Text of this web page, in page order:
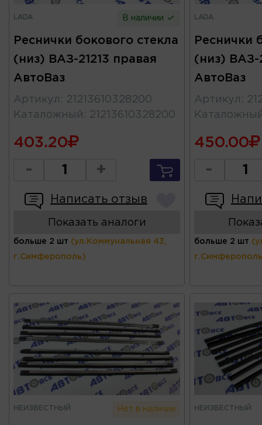
LADA В наличии
Реснички бокового стекла
(низ) ВАЗ-21213 правая
АвтоВаз
Артикул : 21213610328200
Каталожный : 21213610328200
403.20
- +
Написать отзыв
Показать аналоги
больше 2 шт (ул.Коммунальная 43,
г.Симферополь)
LADA
Реснички
(низ) ВАЗ-
АвтоВаз
Артикул :
450.00
-
больше 2 шт
НЕИЗВЕСТНЫЙ Нет в наличии НЕИЗВЕСТНЫЙ